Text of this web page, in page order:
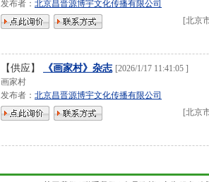
发布者： 北京昌晋源博宇文化传播有限公司
[北京
【供应】 《画家村》杂志 [2026/1/17 11:41:05 ]
画家村
发布者： 北京昌晋源博宇文化传播有限公司
[北京